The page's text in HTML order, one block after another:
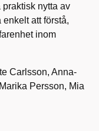
nytta av
att förstå,
inom
Carlsson, Anna-
Persson, Mia